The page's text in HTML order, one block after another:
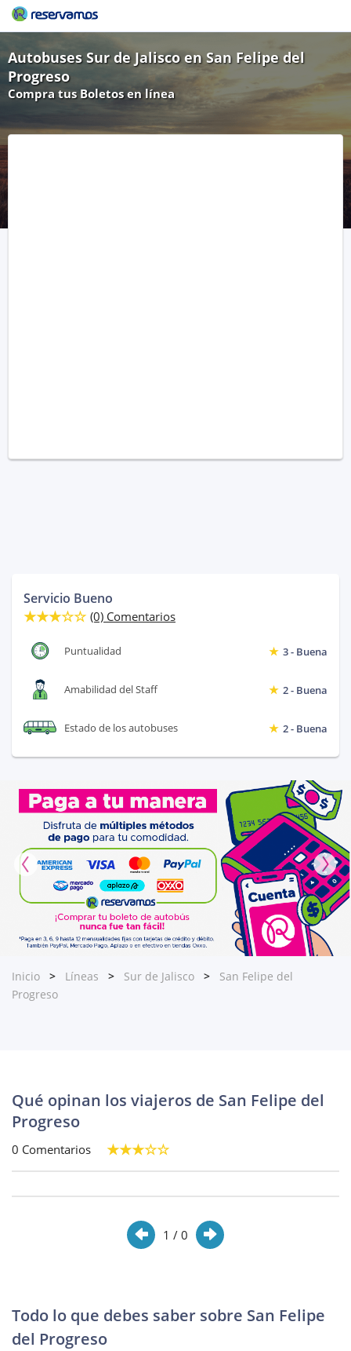
Autobuses Sur de Jalisco en San Felipe del
Progreso
Compra tus Boletos en línea
Servicio Bueno
(0) Comentarios
Puntualidad 3 - Buena
Amabilidad del Staff 2 - Buena
Estado de los autobuses 2 - Buena
Inicio Líneas Sur de Jalisco
San Felipe del
Progreso
Qué opinan los viajeros de San Felipe del
Progreso
0 Comentarios
1 / 0
Todo lo que debes saber sobre San Felipe
del Progreso